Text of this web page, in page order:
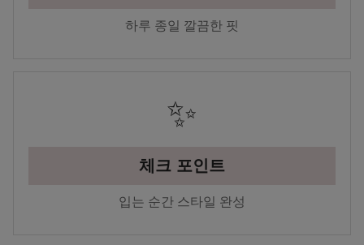
하루 종일 깔끔한 핏
✨
체크 포인트
입는 순간 스타일 완성